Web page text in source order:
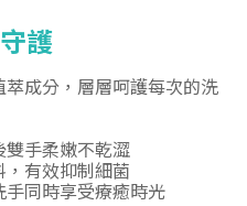
護
成分，層層呵護每次的洗
手柔嫩不乾澀
，有效抑制細菌
同時享受療癒時光